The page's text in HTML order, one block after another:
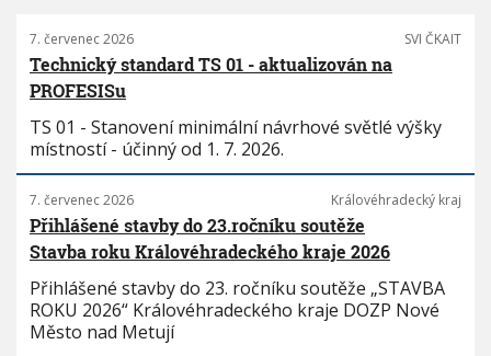
7. červenec 2026 SVI ČKAIT
Technický standard TS 01 - aktualizován na
PROFESISu
TS 01 - Stanovení minimální návrhové světlé výšky
místností - účinný od 1. 7. 2026.
7. červenec 2026 Královéhradecký kraj
Přihlášené stavby do 23.ročníku soutěže
Stavba roku Královéhradeckého kraje 2026
Přihlášené stavby do 23. ročníku soutěže „STAVBA
ROKU 2026“ Královéhradeckého kraje DOZP Nové
Město nad Metují